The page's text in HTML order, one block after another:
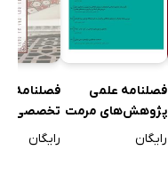
فصلنامه علمی
پژوهش‌های مرمت
و مطالعات معماری
رایگان
فصلنامه
تخصصی
رایگان